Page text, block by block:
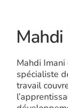
Mahdi
spécialiste
travail